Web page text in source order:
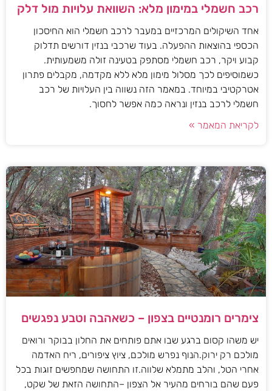
רכב חשמלי במימון מלא: השוואת עלויות מול דלק
אחד השיקולים המרכזיים במעבר לרכב חשמלי הוא החיסכון
הכספי בהוצאות ההפעלה. בעוד שרכבי בנזין דורשים תדלוק
קבוע ויקר, רכב חשמלי מסתפק בטעינה זולה משמעותית.
כשמוסיפים לכך מסלול מימון מלא ללא מקדמה, מקבלים פתרון
אטרקטיבי במיוחד. במאמר הזה נשווה בין העלויות של רכב
חשמלי לרכב בנזין ונראה כמה אפשר לחסוך.
לקריאת המאמר »
צימרים רומנטיים בצפון – כשאהבה וטבע נפגשים
יש משהו קסום ברגע שבו אתם פותחים את החלון בבוקר ורואים
מולכם רק ירוק.הנוף נפרש מולכם, ציוץ ציפורים, ריח האדמה
אחרי הטל, והלב מתמלא שלווה.זו התחושה שמחפשים זוגות בכל
פעם שהם בורחים מהעיר אל הצפון –התחושה הזאת של שקט,